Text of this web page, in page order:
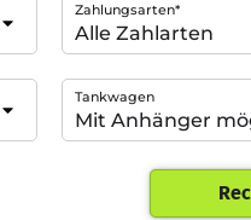
Zahlungsarten*
Tankwagen